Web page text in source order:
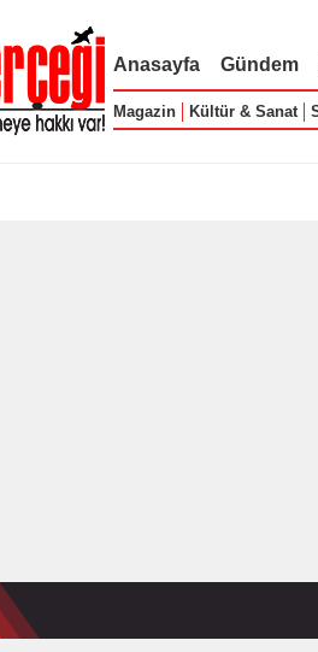
Anasayfa Gündem
Magazin Kültür & Sanat